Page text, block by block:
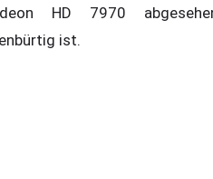
HD 7970
ist.